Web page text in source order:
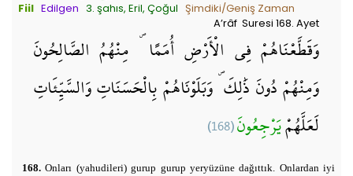
Fiil Edilgen 3. şahıs, Eril, Çoğul Şimdiki/Geniş Zaman
A’râf Suresi 168. Ayet
وَقَطَّعْنَاهُمْ فِي الْأَرْضِ أُمَمًا ۖ مِنْهُمُ الصَّالِحُونَ
وَمِنْهُمْ دُونَ ذَٰلِكَ ۖ وَبَلَوْنَاهُمْ بِالْحَسَنَاتِ وَالسَّيِّئَاتِ
لَعَلَّهُمْيَرْجِعُونَ(168)
168.Onları (yahudileri) gurup gurup yeryüzüne dağıttık. Onlardan iyi